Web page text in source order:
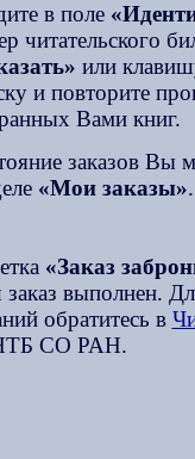
в поле
читательского
или
и повторите
Вами книг.
заказов Вы
«Мои заказы».
«Заказ
выполнен.
обратитесь в
СО РАН.